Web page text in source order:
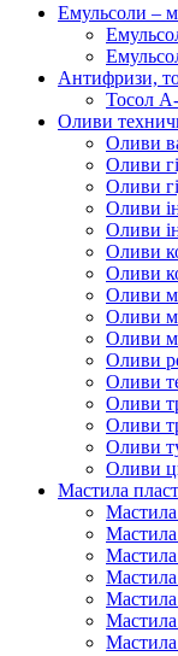
Емульсоли –
Антифризи,
Тосол А-
Оливи
Оливи
Оливи
Оливи
Оливи
Оливи
Оливи
Оливи
Оливи
Оливи
Оливи
Оливи
Оливи
Оливи
Оливи
Оливи
Оливи
Мастила
Мастила
Мастила
Мастила
Мастила
Мастила
Мастила
Мастила